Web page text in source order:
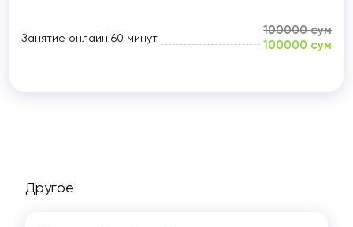
Занятие онлайн 60 минут
100000 сум
100000 сум
Другое